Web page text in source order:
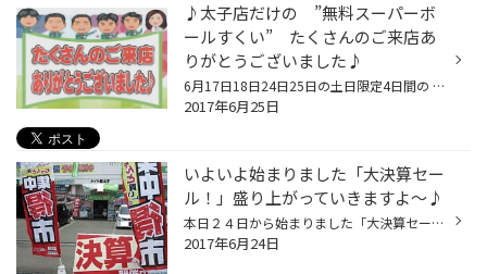
♪太子店だけの ”無料スーパーボ
ールすくい” たくさんのご来店あ
りがとうございました♪
6月17日18日24日25日の土日限定4日間の ♪太子店だけの ”無料スーパーボールすくい ♪は終了となります。 イベント期間中はたくさんのご来店ありがとうございました！！ たくさんのお子様に喜んで頂けたかと思います。 またこれからも皆様に喜んで頂けるイベントを考えていきますので、 タイヤ館太子...
2017年6月25日
いよいよ始まりました「大決算セー
ル！」盛り上がっていきますよ～♪
本日２４日から始まりました「大決算セール！」盛り上がってきてますよ～♪ 姫路では今日まで「ゆかた祭り」・・・。 太子店でも先週より開催しております『お子様限定イベント』、『女性のお客様限定イベント』で、 ２０１７年上期「大決算セール！」を大いに盛り上げていきます！！！ もちろん価格...
2017年6月24日